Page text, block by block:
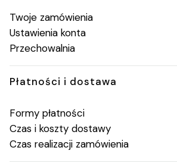
Twoje zamówienia
Ustawienia konta
Przechowalnia
Płatności i dostawa
Formy płatności
Czas i koszty dostawy
Czas realizacji zamówienia